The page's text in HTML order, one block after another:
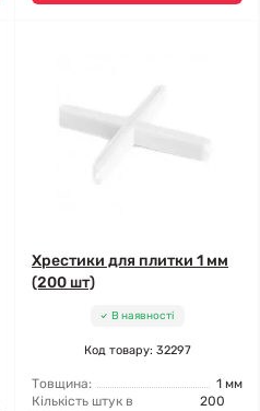
Хрестики для плитки 1 мм
(200 шт)
В наявності
Код товару: 32297
Товщина:
1 мм
Кількість штук в
200